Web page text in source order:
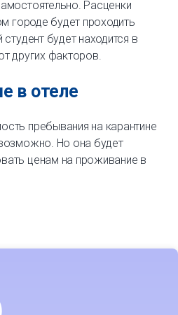
Расценки
городе будет проходить
будет находится в
других факторов.
в отеле
пребывания на карантине
Но она будет
ценам на проживание в